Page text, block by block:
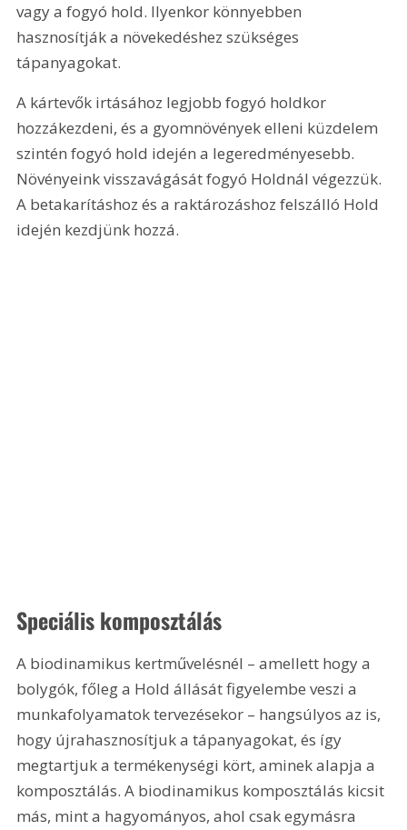
vagy a fogyó hold. Ilyenkor könnyebben
hasznosítják a növekedéshez szükséges
tápanyagokat.
A kártevők irtásához legjobb fogyó holdkor
hozzákezdeni, és a gyomnövények elleni küzdelem
szintén fogyó hold idején a legeredményesebb.
Növényeink visszavágását fogyó Holdnál végezzük.
A betakarításhoz és a raktározáshoz felszálló Hold
idején kezdjünk hozzá.
Speciális komposztálás
A biodinamikus kertművelésnél – amellett hogy a
bolygók, főleg a Hold állását figyelembe veszi a
munkafolyamatok tervezésekor – hangsúlyos az is,
hogy újrahasznosítjuk a tápanyagokat, és így
megtartjuk a termékenységi kört, aminek alapja a
komposztálás. A biodinamikus komposztálás kicsit
más, mint a hagyományos, ahol csak egymásra